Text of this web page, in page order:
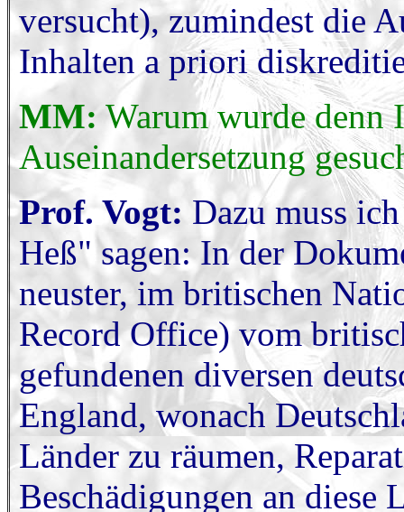
versucht), zumindest die
Inhalten a priori
MM: Warum wurde denn
Auseinandersetzung
Prof. Vogt: Dazu muss
Heß" sagen: In der
neuster, im britischen
Record Office) vom
gefundenen diversen
England, wonach
Länder zu räumen,
Beschädigungen an diese